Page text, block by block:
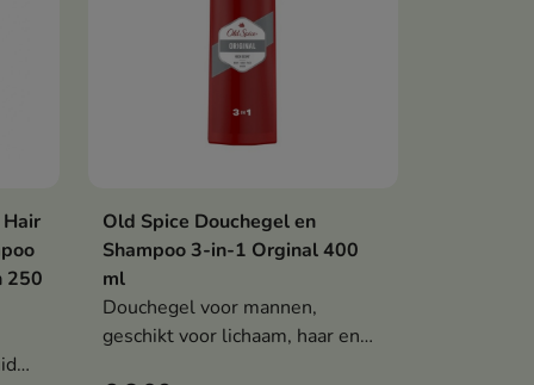
250
In winkelwagen
Old Spice Douchegel en
Shampoo 3-in-1 Orginal 400
ml
Douchegel voor mannen,
geschikt voor lichaam, haar en